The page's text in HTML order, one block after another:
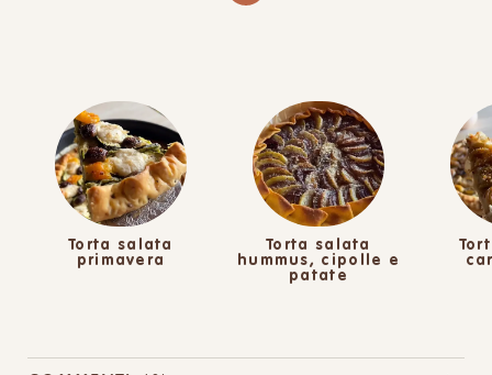
Torta salata
primavera
Torta salata
hummus, cipolle e
patate